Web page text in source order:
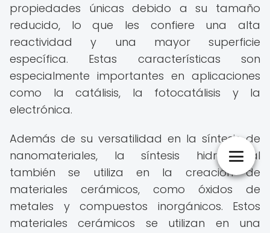
propiedades únicas debido a su tamaño
reducido, lo que les confiere una alta
reactividad y una mayor superficie
específica. Estas características son
especialmente importantes en aplicaciones
como la catálisis, la fotocatálisis y la
electrónica.
Además de su versatilidad en la síntesis de
nanomateriales, la síntesis hidrotermal
también se utiliza en la creación de
materiales cerámicos, como óxidos de
metales y compuestos inorgánicos. Estos
materiales cerámicos se utilizan en una